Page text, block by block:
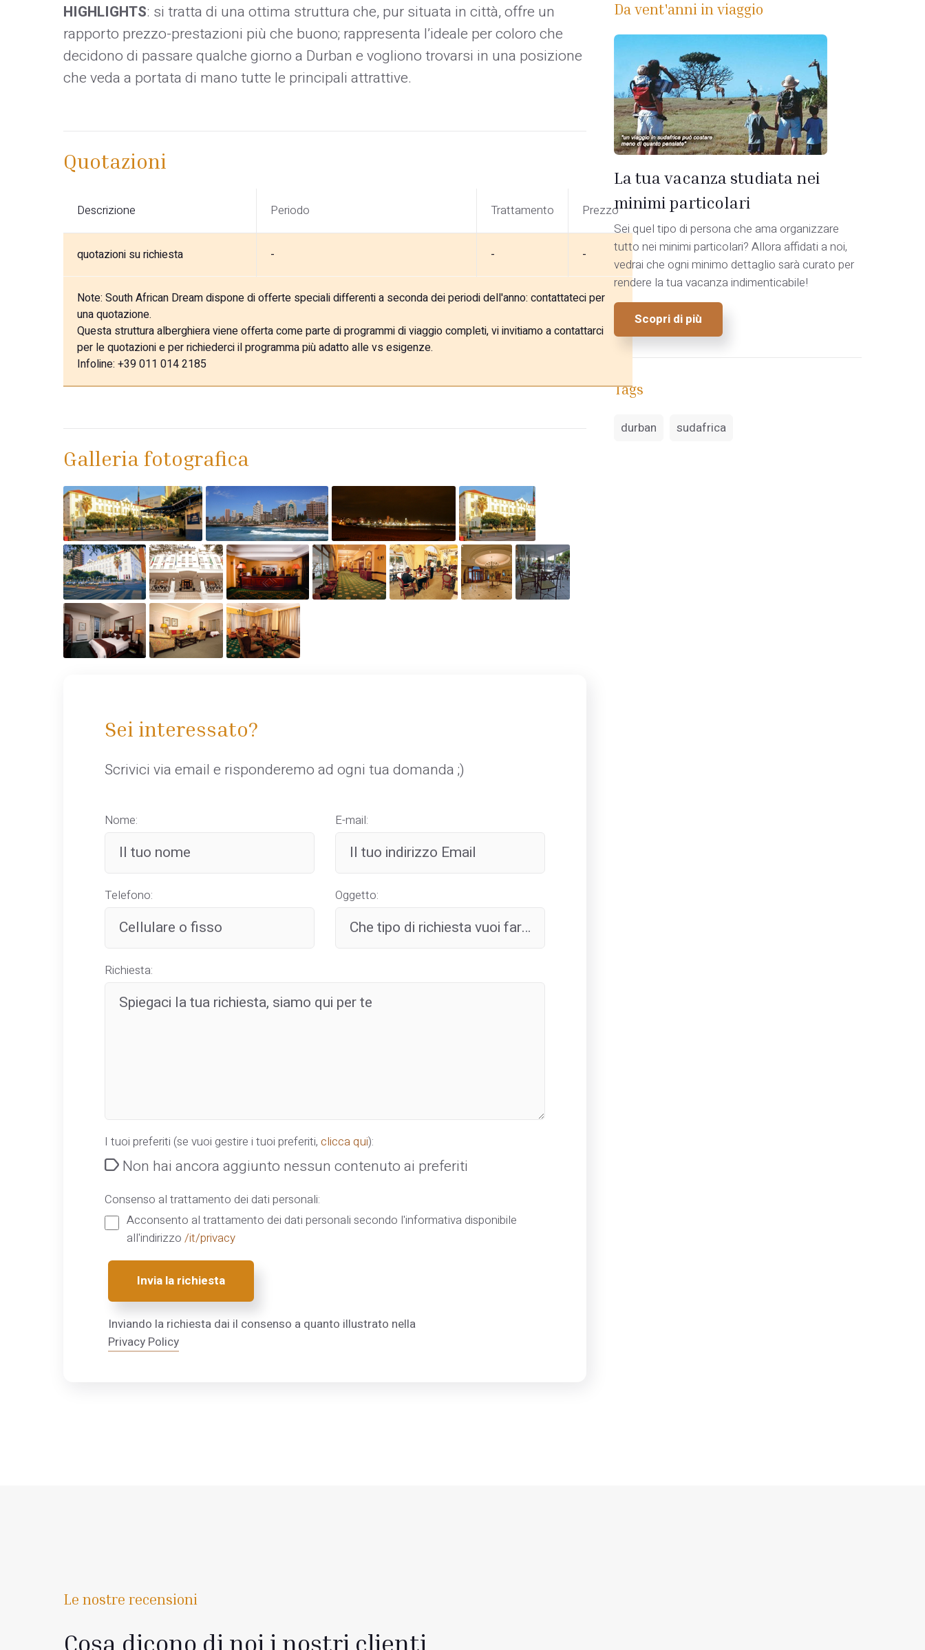
HIGHLIGHTS: si tratta di una ottima struttura che, pur situata in città, offre un
rapporto prezzo-prestazioni più che buono; rappresenta l’ideale per coloro che
decidono di passare qualche giorno a Durban e vogliono trovarsi in una posizione
che veda a portata di mano tutte le principali attrattive.
Quotazioni
Descrizione Periodo Trattamento Prezzo
quotazioni su richiesta - - -
Note: South African Dream dispone di offerte speciali differenti a seconda dei periodi dell'anno: contattateci per
una quotazione.
Questa struttura alberghiera viene offerta come parte di programmi di viaggio completi, vi invitiamo a contattarci
per le quotazioni e per richiederci il programma più adatto alle vs esigenze.
Infoline: +39 011 014 2185
Galleria fotografica
Sei interessato?
Scrivici via email e risponderemo ad ogni tua domanda ;)
Nome: E-mail:
Telefono: Oggetto:
Richiesta:
I tuoi preferiti (se vuoi gestire i tuoi preferiti, clicca qui):
Non hai ancora aggiunto nessun contenuto ai preferiti
Consenso al trattamento dei dati personali:
Acconsento al trattamento dei dati personali secondo l'informativa disponibile
all'indirizzo /it/privacy
Invia la richiesta
Inviando la richiesta dai il consenso a quanto illustrato nella
Privacy Policy
Da vent'anni in viaggio
La tua vacanza studiata nei
minimi particolari
Sei quel tipo di persona che ama organizzare
tutto nei minimi particolari? Allora affidati a noi,
vedrai che ogni minimo dettaglio sarà curato per
rendere la tua vacanza indimenticabile!
Scopri di più
Tags
durban sudafrica
Le nostre recensioni
Cosa dicono di noi i nostri clienti